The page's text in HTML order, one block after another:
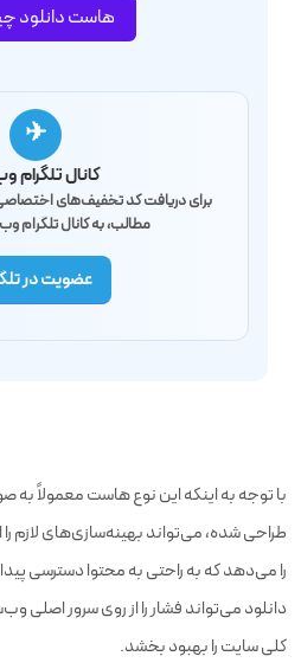
هاست دانلود
✈
کانال تلگرام
برای دریافت کد تخفیف‌های
مطالب، به کانال تلگرام
عضویت در
با توجه به اینکه این نوع هاست معمولاً به
طراحی شده، می‌تواند بهینه‌سازی‌های لازم را
را می‌دهد که به راحتی به محتوا دسترسی
دانلود می‌تواند فشار را از روی سرور اصلی
کلی سایت را بهبود بخشد.